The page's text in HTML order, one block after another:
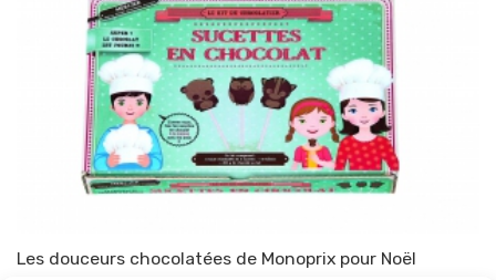
Les douceurs chocolatées de Monoprix pour Noël